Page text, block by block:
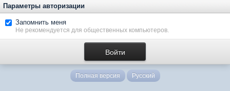
Параметры авторизации
Запомнить меня
Не рекомендуется для общественных компьютеров.
Полная версия Русский